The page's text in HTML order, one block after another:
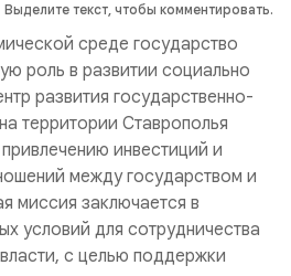
Выделите текст, чтобы комментировать.
среде государство
роль в развитии социально
развития государственно-
территории Ставрополья
инвестиций и
между государством и
миссия заключается в
условий для сотрудничества
с целью поддержки